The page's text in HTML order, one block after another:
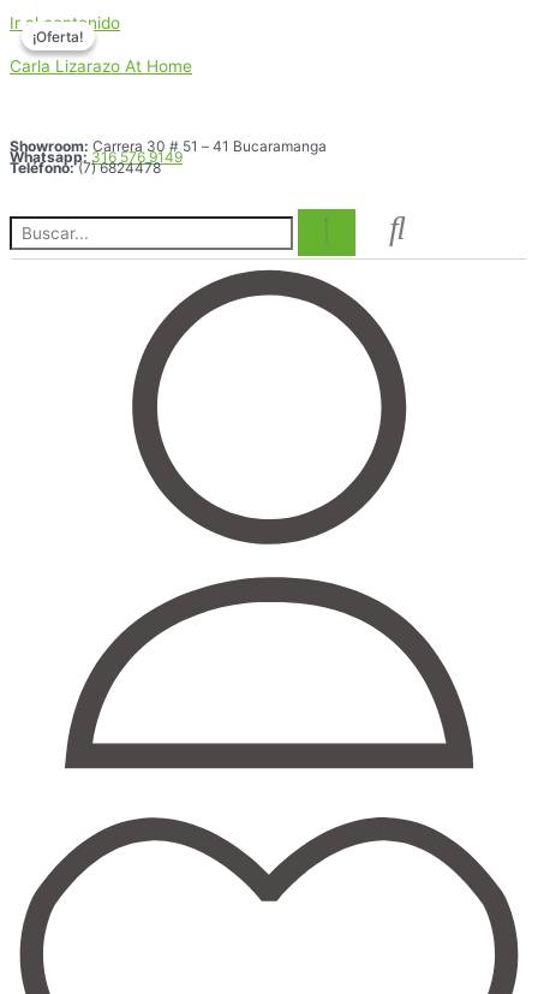
Ir al contenido
Carla Lizarazo At Home
Showroom: Carrera 30 # 51 – 41 Bucaramanga
Whatsapp: 316 576 9149
Teléfono: (7) 6824478
¡Oferta!
¡Oferta!